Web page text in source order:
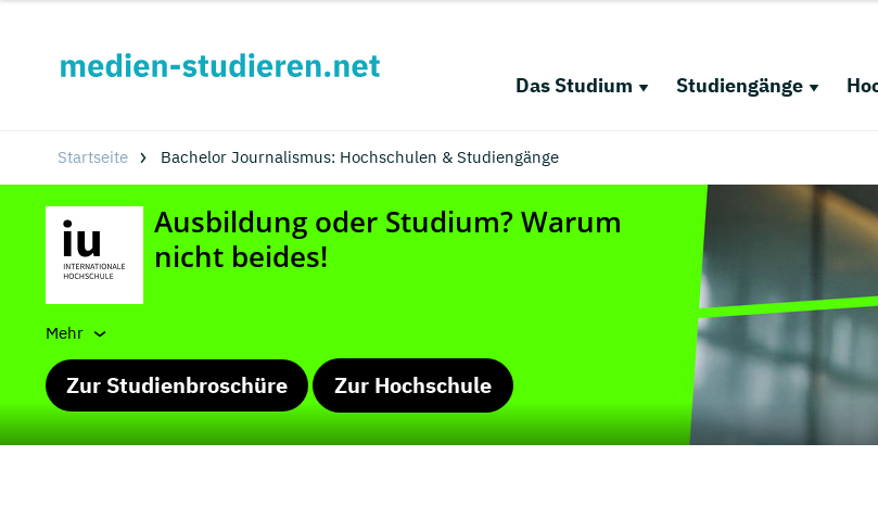
Das Studium Studiengänge
Startseite Bachelor Journalismus: Hochschulen & Studiengänge
Mehr
Zur Studienbroschüre Zur Hochschule